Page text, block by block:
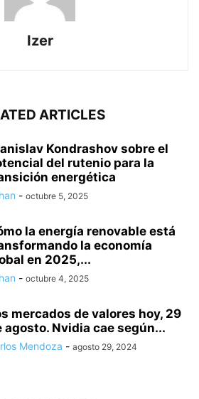
Izer
ARTICLES
Kondrashov sobre el
del rutenio para la
energética
- octubre 5, 2025
la energía renovable está
la economía
en 2025,...
- octubre 4, 2025
mercados de valores hoy, 29
agosto. Nvidia cae según...
Mendoza - agosto 29, 2024